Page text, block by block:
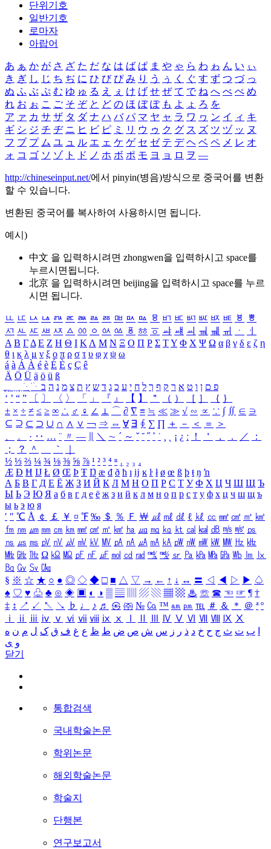
단위기호
일반기호
로마자
아랍어
あ ぁ か が さ ざ た だ な は ば ぱ ま や ゃ ら わ ゎ ん い ぃ
き ぎ し じ ち ぢ に ひ び ぴ み り う ぅ く ぐ す ず つ づ っ
ぬ ふ ぶ ぷ む ゆ ゅ る え ぇ け げ せ ぜ て で ね へ べ ぺ め
れ お ぉ こ ご そ ぞ と ど の ほ ぼ ぽ も よ ょ ろ を
ア ァ カ サ ザ タ ダ ナ ハ バ パ マ ヤ ャ ラ ワ ヮ ン イ ィ キ
ギ シ ジ チ ヂ ニ ヒ ビ ピ ミ リ ウ ゥ ク グ ス ズ ツ ヅ ッ ヌ
フ ブ プ ム ユ ュ ル エ ェ ケ ゲ セ ゼ テ デ ヘ ベ ペ メ レ オ
ォ コ ゴ ソ ゾ ト ド ノ ホ ボ ポ モ ヨ ョ ロ ヲ ―
http://chineseinput.net/에서 pinyin(병음)방식으로 중국어를 변환
할 수 있습니다.
변환된 중국어를 복사하여 사용하시면 됩니다.
예시)
中文 을 입력하시려면 zhongwen을 입력하시고 space를
누르시면됩니다.
北京 을 입력하시려면 beijing을 입력하시고 space를 누르
시면 됩니다.
ㅥ ㅦ ㅧ ㅨ ㅩ ㅪ ㅫ ㅬ ㅭ ㅮ ㅯ ㅰ ㅱ ㅲ ㅳ ㅴ ㅵ ㅶ ㅷ ㅸ
ㅹ
ㅺ ㅻ ㅼ ㅽ ㅾ ㅿ ㆀ ㆁ ㆂ ㆃ ㆄ ㆅ ㆆ ㆇ ㆈ ㆉ ㆊ ㆋ ㆌ ㆍ
ㆎ
Α Β ΓΔ Ε Ζ Η Θ Ι ΚΛ Μ Ν Ξ Ο Π Ρ Σ ΤΥ Φ Χ Ψ Ω α β γ δ ε ζ η
θ ι κ λ μ ν ξ ο π ρ σ τ υ φ χ ψ ω
á à Á À é è É È ç Ç ê
Ä Ö Ü ä ö ü ß
ִֶֹ ֻּ ׁׂ פ ם ן ו ט א ר ק ף ך ל ח י ע כ ג ד ש ץ ת צ מ נ ה ב
‘ ’ “ ” 〔 〕 〈 〉 「 」 『 』 【 】 ＂ （ ） ［ ］ ｛ ｝
± × ÷ ≠ ≤ ≥ ∞ ∴ ♂ ♀ ∠ ⊥ ⌒ ∂ ∇ ≡ ≒ ≪ ≫ √ ∽ ∝ ∵ ∫ ∬ ∈ ∋
⊆ ⊇ ⊂ ⊃ ∪ ∩ ∧ ∨ ￢ ⇒ ⇔ ∀ ∃ ∮ ∑ ∏ ＋ － ＜ ＝
＞
、
。 · ‥ … ¨ 〃 ― ＼ ∼ ´ ～ ˇ ˘ ˝ ˚ ˙ ¸ ¡ ¿ ː ！ ＇ ， ． ／
：
；
？ ＾ ｀
½ ⅓ ⅔ ¼ ¾ ⅛ ⅜ ⅝ ⅞ ¹ ² ³ ⁴ ⁿ ₁ ₂ ₃ ₄
Æ Ð Ħ Ĳ Ł Ø Œ Þ Ŧ Ŋ æ đ ð ħ ı ĳ ĸ ŀ ł ø œ ß þ ŧ ŋ ŉ
А Б В Г Д Е Ё Ж З И Й К Л М Н О П Р С Т У Ф Х Ц Ч Ш Щ Ъ
Ы Ь Э Ю Я а б в г д е ё ж з и й к л м н о п р с т у ф х ц ч ш щ ъ
ы ь э ю я
′ ″ ℃ Å ￠ ￡ ￥ ¤ ℉ ‰ ＄ ％ Ｆ ￦ ㎕ ㎖ ㎗ ℓ ㎘ ㏄ ㎣ ㎤ ㎥ ㎦
㎙ ㎚ ㎛ ㎜ ㎝ ㎞ ㎟ ㎠ ㎡ ㎢ ㏊ ㎍ ㎎ ㎏ ㏏ ㎈ ㎉ ㏈ ㎧ ㎨ ㎰
㎱ ㎲ ㎳ ㎴ ㎵ ㎶ ㎷ ㎸ ㎹ ㎀ ㎁ ㎂ ㎃ ㎄ ㎺ ㎻ ㎽ ㎾ ㎿ ㎐ ㎑
㎒ ㎓ ㎔ Ω ㏀ ㏁ ㎊ ㎋ ㎌ ㏖ ㏅ ㎭ ㎮ ㎯ ㏛ ㎩ ㎪ ㎫ ㎬ ㏝ ㏐
㏓
㏃ ㏉ ㏜ ㏆
§ ※ ☆ ★ ○ ● ◎ ◇ ◆ □ ■ △ ▽ → ← ↑ ↓ ↔ 〓 ◁ ◀ ▷ ▶ ♤
♠ ♡ ♥ ♧ ♣ ⊙ ◈ ▣ ◐ ◑ ▒ ▤ ▨ ▧ ▦ ▩ ♨ ☏ ☎ ☜ ☞ ¶ †
‡ ↕ ↗ ↙ ↖ ↘ ♭ ♩ ♪ ♬ ㉿ ㈜ № ㏇ ™ ㏂ ㏘ ℡ ＃ ＆ ＊ ＠ ª º
ⅰ
ⅱ ⅲ ⅳ ⅴ ⅵ ⅶ ⅷ ⅸ ⅹ Ⅳ Ⅴ Ⅵ Ⅶ Ⅷ Ⅸ Ⅹ
ب ت ث ج ح خ د ذ ر ز س ش ص ض ط ظ ع غ ف ق ک ل م ن ه
و ی
닫기
통합검색
국내학술논문
학위논문
해외학술논문
학술지
단행본
연구보고서